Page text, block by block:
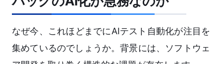
なぜ今、これほどまでにAIテスト自動化が注目を
集めているのでしょうか。背景には、ソフトウェ